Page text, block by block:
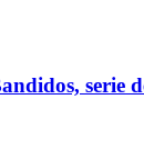
serie